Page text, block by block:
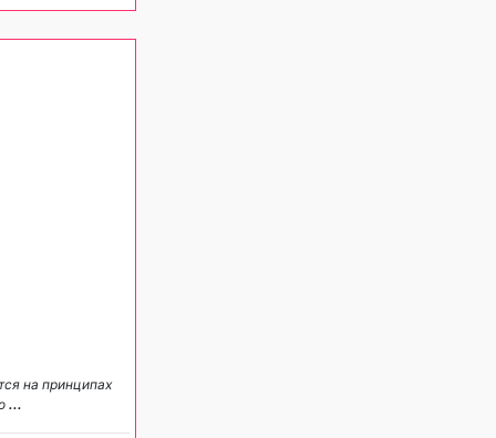
на принципах
...